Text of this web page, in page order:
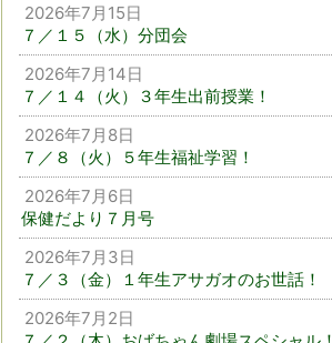
2026年7月15日
７／１５（水）分団会
2026年7月14日
７／１４（火）３年生出前授業！
2026年7月8日
７／８（火）５年生福祉学習！
2026年7月6日
保健だより７月号
2026年7月3日
７／３（金）１年生アサガオのお世話！
2026年7月2日